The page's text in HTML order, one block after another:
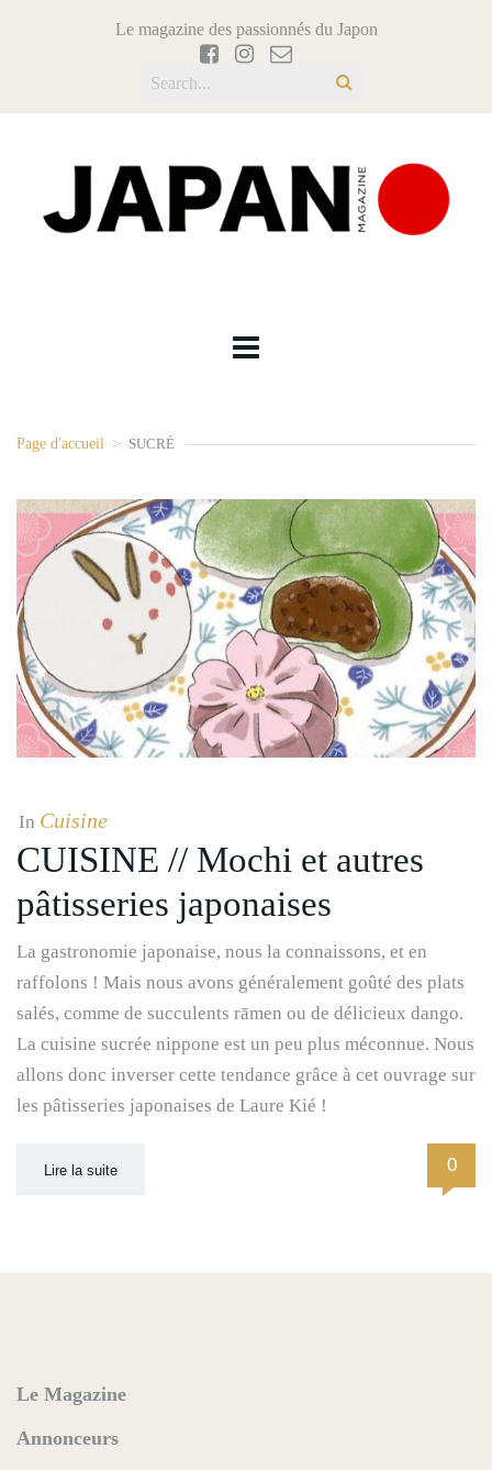
Le magazine des passionnés du Japon
Page d'accueil > SUCRÉ
In Cuisine
CUISINE // Mochi et autres
pâtisseries japonaises
La gastronomie japonaise, nous la connaissons, et en
raffolons ! Mais nous avons généralement goûté des plats
salés, comme de succulents rāmen ou de délicieux dango.
La cuisine sucrée nippone est un peu plus méconnue. Nous
allons donc inverser cette tendance grâce à cet ouvrage sur
les pâtisseries japonaises de Laure Kié !
Lire la suite 0
Le Magazine
Annonceurs